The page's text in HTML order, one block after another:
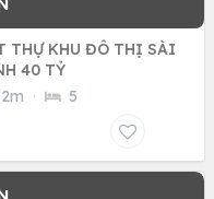
THỰ KHU ĐÔ THỊ SÀI
40 TỶ
· 5